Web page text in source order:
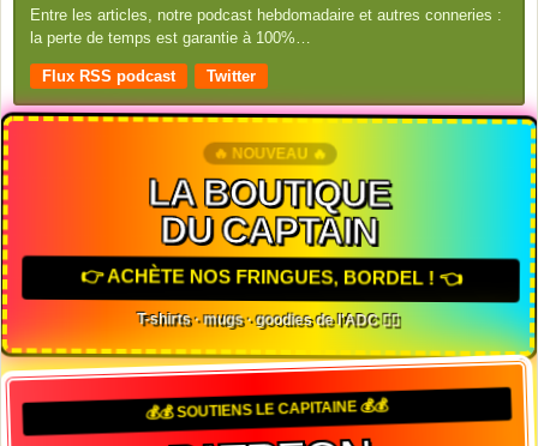
Entre les articles, notre podcast hebdomadaire et autres conneries :
la perte de temps est garantie à 100%…
Flux RSS podcast Twitter
🔥 NOUVEAU 🔥
LA BOUTIQUE
DU CAPTAIN
👉 ACHÈTE NOS FRINGUES, BORDEL ! 👈
T-shirts · mugs · goodies de l'ADC 🏴‍☠️
💰💰 SOUTIENS LE CAPITAINE 💰💰